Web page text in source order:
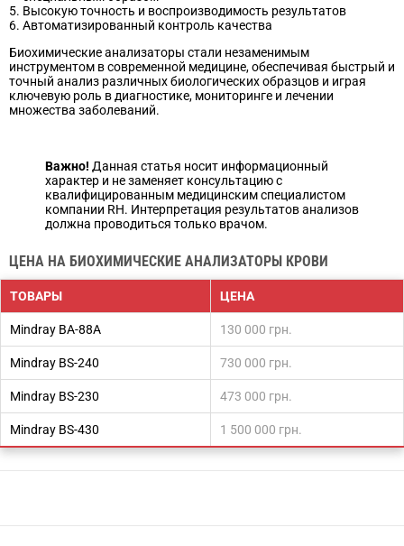
Высокую точность и воспроизводимость результатов
Автоматизированный контроль качества
Биохимические анализаторы стали незаменимым
инструментом в современной медицине, обеспечивая быстрый и
точный анализ различных биологических образцов и играя
ключевую роль в диагностике, мониторинге и лечении
множества заболеваний.
Важно! Данная статья носит информационный
характер и не заменяет консультацию с
квалифицированным медицинским специалистом
компании RH. Интерпретация результатов анализов
должна проводиться только врачом.
ЦЕНА НА БИОХИМИЧЕСКИЕ АНАЛИЗАТОРЫ КРОВИ
ТОВАРЫ ЦЕНА
Mindray BA-88А 130 000 грн.
Mindray ВS-240 730 000 грн.
Mindray ВS-230 473 000 грн.
Mindray BS-430 1 500 000 грн.